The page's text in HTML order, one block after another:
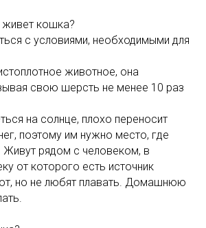
живет кошка?
с условиями, необходимыми для
животное, она
свою шерсть не менее 10 раз
на солнце, плохо переносит
поэтому им нужно место, где
рядом с человеком, в
от которого есть источник
но не любят плавать. Домашнюю